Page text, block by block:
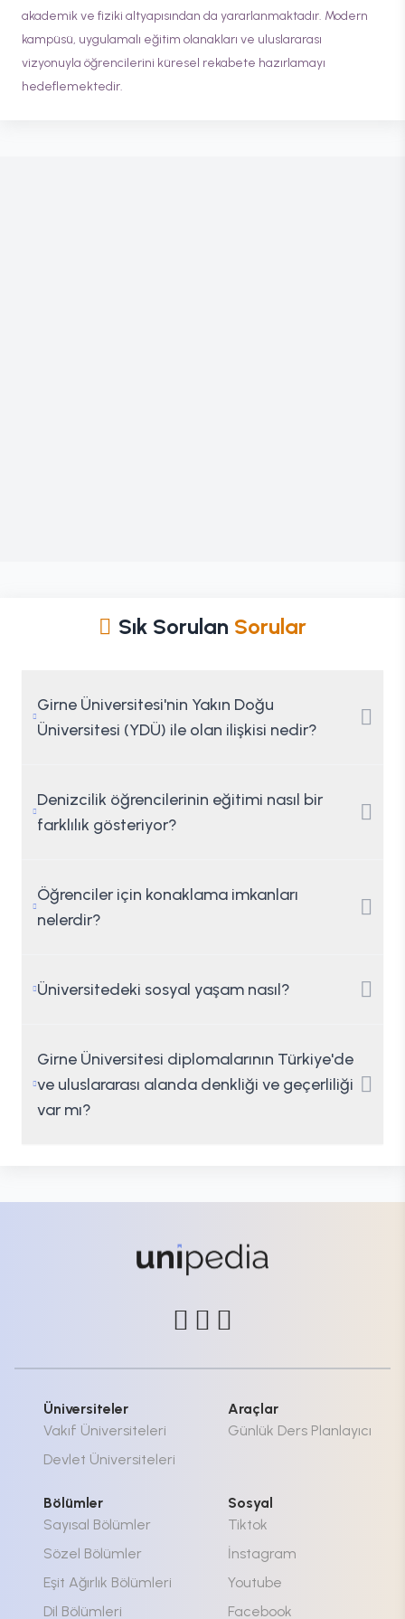
akademik ve fiziki altyapısından da yararlanmaktadır. Modern
kampüsü, uygulamalı eğitim olanakları ve uluslararası
vizyonuyla öğrencilerini küresel rekabete hazırlamayı
hedeflemektedir.
Sık Sorulan Sorular
Girne Üniversitesi'nin Yakın Doğu
Üniversitesi (YDÜ) ile olan ilişkisi nedir?
Denizcilik öğrencilerinin eğitimi nasıl bir
farklılık gösteriyor?
Öğrenciler için konaklama imkanları
nelerdir?
Üniversitedeki sosyal yaşam nasıl?
Girne Üniversitesi diplomalarının Türkiye'de
ve uluslararası alanda denkliği ve geçerliliği
var mı?
Üniversiteler
Vakıf Üniversiteleri
Devlet Üniversiteleri
Araçlar
Günlük Ders Planlayıcı
Bölümler
Sayısal Bölümler
Sözel Bölümler
Eşit Ağırlık Bölümleri
Dil Bölümleri
Sosyal
Tiktok
İnstagram
Youtube
Facebook